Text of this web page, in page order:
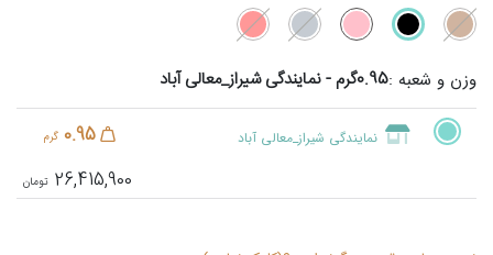
وزن و شعبه :0.95گرم - نمایندگی شیراز_معالی آباد
نمایندگی شیراز_معالی آباد 0.95 گرم
26,415,900